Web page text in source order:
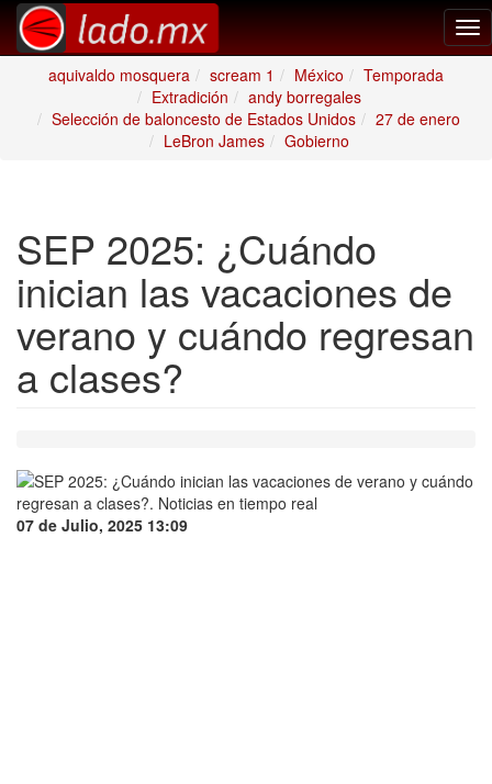
aquivaldo mosquera
scream 1 México
Temporada
Extradición
andy borregales
Selección de baloncesto de Estados Unidos
27 de enero
LeBron James
Gobierno
SEP 2025: ¿Cuándo
inician las vacaciones de
verano y cuándo regresan
a clases?
07 de Julio, 2025 13:09